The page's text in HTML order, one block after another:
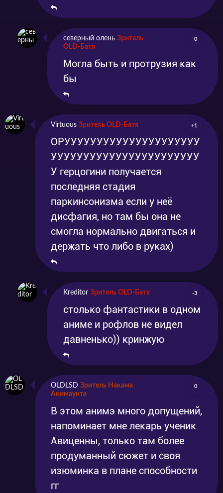
северный олень Зритель
OLD-Батя
0
Могла быть и протрузия как
бы
Virtuous Зритель OLD-Батя +1
ОРУУУУУУУУУУУУУУУУУУУУУ
УУУУУУУУУУУУУУУУУУУУУУУ
У герцогини получается
последняя стадия
паркинсонизма если у неё
дисфагия, но там бы она не
смогла нормально двигаться и
держать что либо в руках)
Kreditor Зритель OLD-Батя -3
столько фантастики в одном
аниме и рофлов не видел
давненько)) кринжую
OLDLSD Зритель Накама
Анимаунта
0
В этом анимэ много допущений,
напоминает мне лекарь ученик
Авиценны, только там более
продуманный сюжет и своя
изюминка в плане способности
гг